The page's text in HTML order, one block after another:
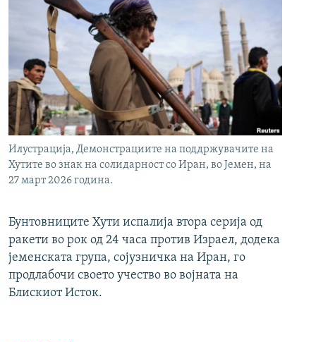
Илустрација, Демонстрациите на поддржувачите на
Хутите во знак на солидарност со Иран, во Јемен, на
27 март 2026 година.
Бунтовниците Хути испалија втора серија од
ракети во рок од 24 часа против Израел, додека
јеменската група, сојузничка на Иран, го
продлабочи своето учество во војната на
Блискиот Исток.